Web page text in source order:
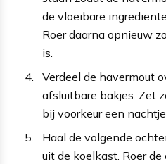
de vloeibare
Roer daarna opnieuw
is.
Verdeel de havermout
afsluitbare bakjes. Zet
bij voorkeur een
Haal de volgende
uit de koelkast. Roer